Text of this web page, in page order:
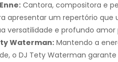
Cantora, compositora e
apresentar um repertório
versatilidade e profundo amor
Waterman: Mantendo a
o DJ Tety Waterman